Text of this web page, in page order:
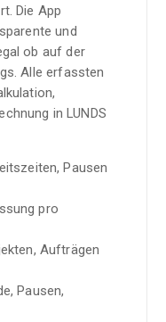
Die App
und
ob auf der
Alle erfassten
in LUNDS
Pausen
pro
Aufträgen
Pausen,